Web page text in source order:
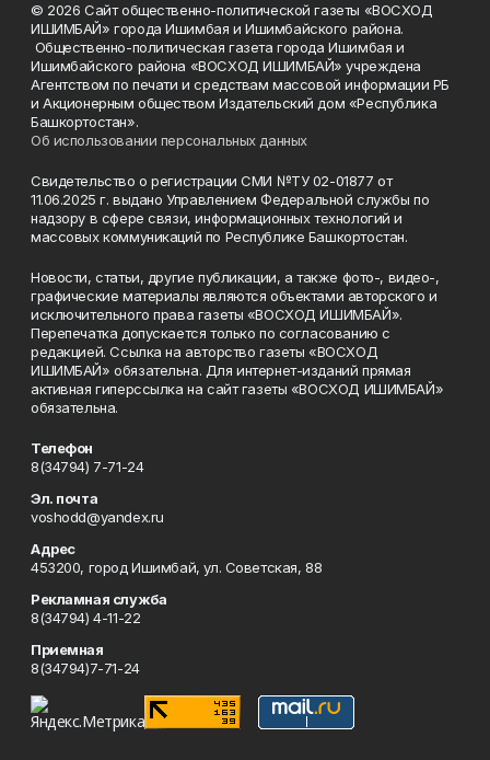
© 2026 Сайт общественно-политической газеты «ВОСХОД
ИШИМБАЙ» города Ишимбая и Ишимбайского района.
Общественно-политическая газета города Ишимбая и
Ишимбайского района «ВОСХОД ИШИМБАЙ» учреждена
Агентством по печати и средствам массовой информации РБ
и Акционерным обществом Издательский дом «Республика
Башкортостан».
Об использовании персональных данных
Свидетельство о регистрации СМИ №ТУ 02-01877 от
11.06.2025 г. выдано Управлением Федеральной службы по
надзору в сфере связи, информационных технологий и
массовых коммуникаций по Республике Башкортостан.
Новости, статьи, другие публикации, а также фото-, видео-,
графические материалы являются объектами авторского и
исключительного права газеты «ВОСХОД ИШИМБАЙ».
Перепечатка допускается только по согласованию с
редакцией. Ссылка на авторство газеты «ВОСХОД
ИШИМБАЙ» обязательна. Для интернет-изданий прямая
активная гиперссылка на сайт газеты «ВОСХОД ИШИМБАЙ»
обязательна.
Телефон
8(34794) 7-71-24
Эл. почта
voshodd@yandex.ru
Адрес
453200, город Ишимбай, ул. Советская, 88
Рекламная служба
8(34794) 4-11-22
Приемная
8(34794)7-71-24